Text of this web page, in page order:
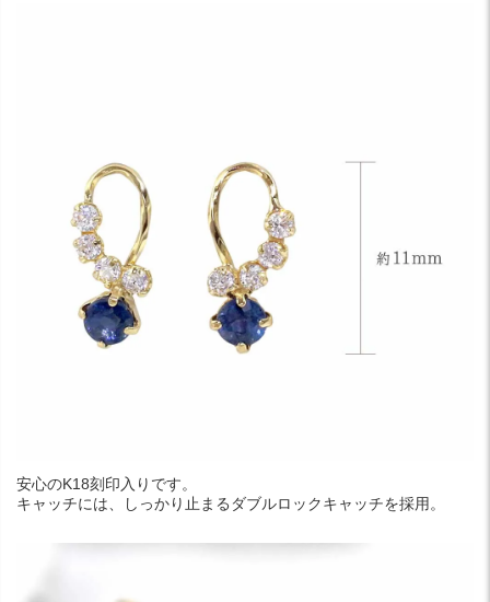
安心のK18刻印入りです。
キャッチには、しっかり止まるダブルロックキャッチを採用。